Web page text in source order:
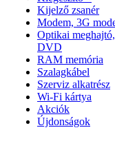
Kijelző zsanér
Modem, 3G
Optikai
DVD
RAM memória
Szalagkábel
Szerviz alkatrész
Wi-Fi kártya
Akciók
Újdonságok